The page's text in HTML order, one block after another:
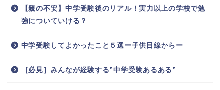
【親の不安】中学受験後のリアル！実力以上の学校で勉
強についていける？
中学受験してよかったこと５選ー子供目線からー
［必見］みんなが経験する”中学受験あるある”